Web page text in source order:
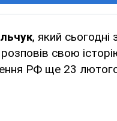
, який сьогодні
свою історію
РФ ще 23